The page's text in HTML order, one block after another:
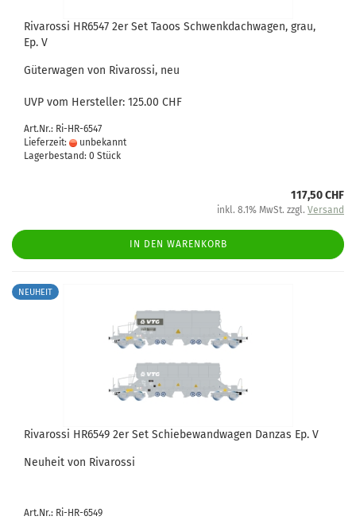
Rivarossi HR6547 2er Set Taoos Schwenkdachwagen, grau,
Ep. V
Güterwagen von Rivarossi, neu
UVP vom Hersteller: 125.00 CHF
Art.Nr.: Ri-HR-6547
Lieferzeit:
unbekannt
Lagerbestand: 0 Stück
117,50 CHF
inkl. 8.1% MwSt. zzgl. Versand
IN DEN WARENKORB
NEUHEIT
Rivarossi HR6549 2er Set Schiebewandwagen Danzas Ep. V
Neuheit von Rivarossi
Art.Nr.: Ri-HR-6549